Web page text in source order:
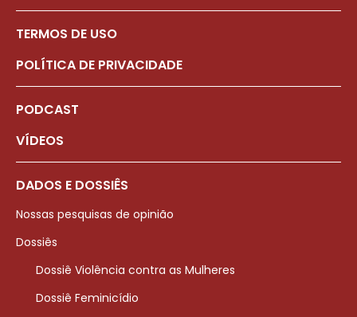
TERMOS DE USO
POLÍTICA DE PRIVACIDADE
PODCAST
VÍDEOS
DADOS E DOSSIÊS
Nossas pesquisas de opinião
Dossiês
Dossiê Violência contra as Mulheres
Dossiê Feminicídio